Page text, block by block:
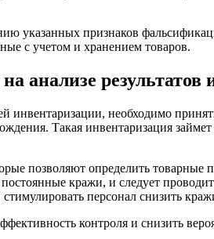
указанных признаков
с учетом и хранением товаров.
анализе результатов
инвентаризации, необходимо
Такая инвентаризация
позволяют определить товарные
кражи, и следует
персонал снизить
контроля и снизить